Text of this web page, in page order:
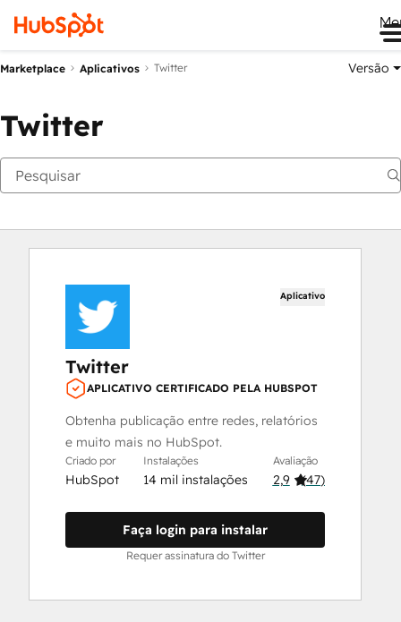
Marketplace Aplicativos Twitter Versão
Twitter
Aplicativo
Twitter
APLICATIVO CERTIFICADO PELA HUBSPOT
Obtenha publicação entre redes, relatórios
e muito mais no HubSpot.
Criado por
HubSpot
Instalações
14 mil instalações
Avaliação
2,9 (47)
Faça login para instalar
Requer assinatura do Twitter